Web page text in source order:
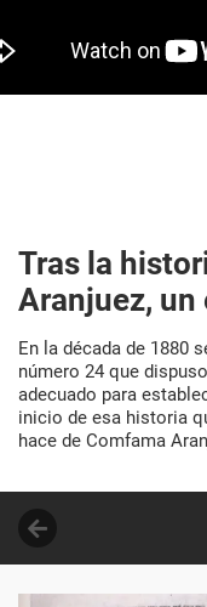
Tras la
Aranjuez,
En la década de 1880
número 24 que
adecuado para
inicio de esa historia
hace de Comfama
1900